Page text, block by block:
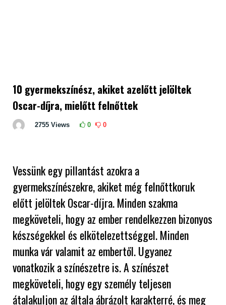
10 gyermekszínész, akiket azelőtt jelöltek
Oscar-díjra, mielőtt felnőttek
2755 Views 0 0
Vessünk egy pillantást azokra a
gyermekszínészekre, akiket még felnőttkoruk
előtt jelöltek Oscar-díjra. Minden szakma
megköveteli, hogy az ember rendelkezzen bizonyos
készségekkel és elkötelezettséggel. Minden
munka vár valamit az embertől. Ugyanez
vonatkozik a színészetre is. A színészet
megköveteli, hogy egy személy teljesen
átalakuljon az általa ábrázolt karakterré, és meg